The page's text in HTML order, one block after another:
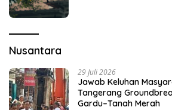
Nusantara
29 Juli 2026
Jawab Keluhan
Tangerang
Gardu–Tanah Merah